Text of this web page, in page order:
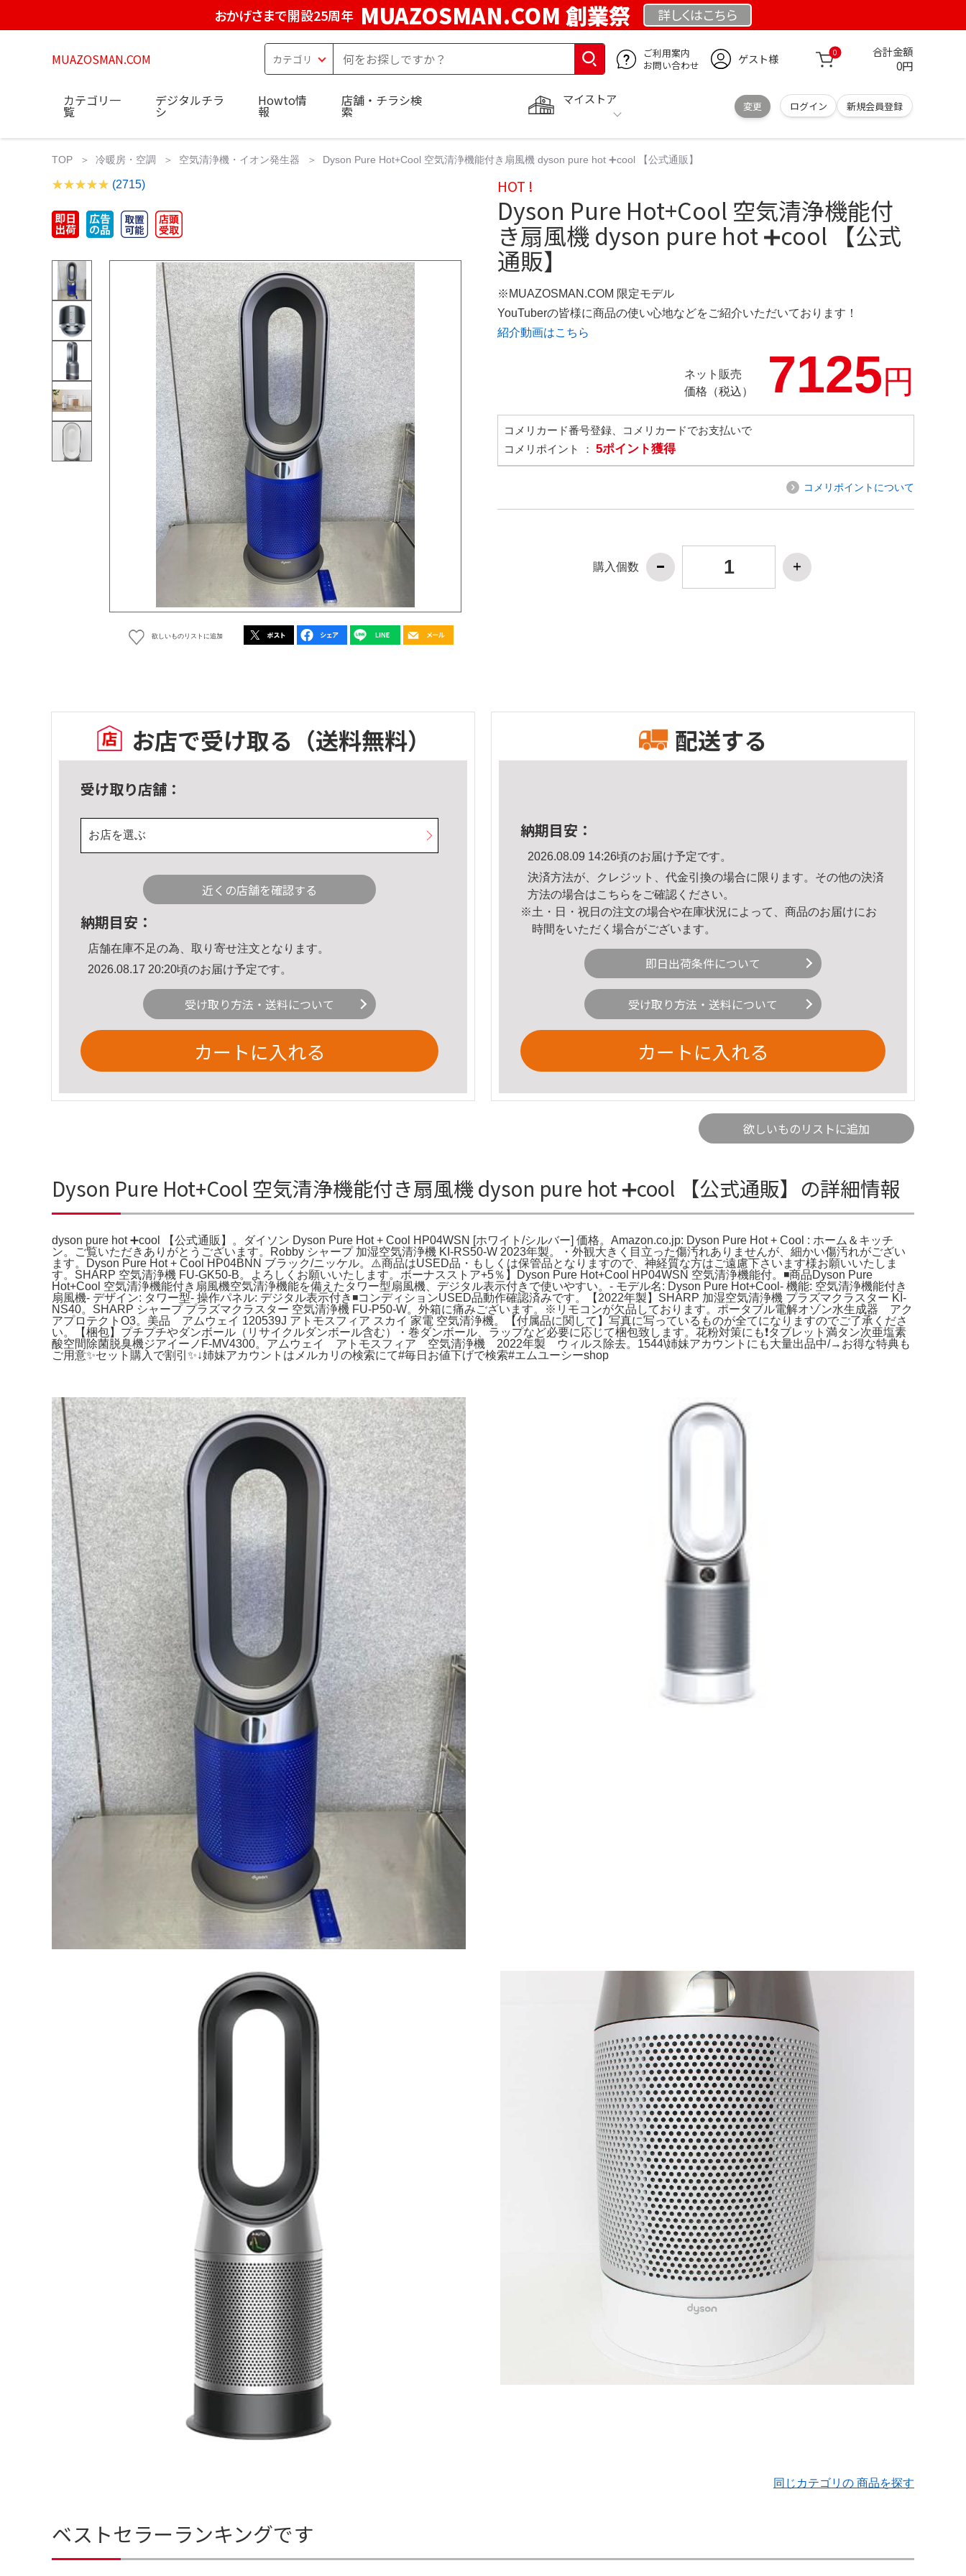
おかげさまで開設25周年 MUAZOSMAN.COM 創業祭 詳しくはこちら
MUAZOSMAN.COM
ご利用案内
お問い合わせ
ゲスト様 0 合計金額
0円
マイストア
変更 ログイン 新規会員登録
カテゴリ一
覧
デジタルチラ
シ
Howto情
報
店舗・チラシ検
索
TOP 冷暖房・空調 空気清浄機・イオン発生器 Dyson Pure Hot+Cool 空気清浄機能付き扇風機 dyson pure hot ➕cool 【公式通販】
(2715)
欲しいものリストに追加
HOT !
Dyson Pure Hot+Cool 空気清浄機能付
き扇風機 dyson pure hot ➕cool 【公式
通販】
※MUAZOSMAN.COM 限定モデル
YouTuberの皆様に商品の使い心地などをご紹介いただいております！
紹介動画はこちら
ネット販売
価格（税込）
7125円
コメリカード番号登録、コメリカードでお支払いで
コメリポイント ： 5ポイント獲得
コメリポイントについて
購入個数
お店で受け取る （送料無料）
受け取り店舗：
お店を選ぶ
近くの店舗を確認する
納期目安：
店舗在庫不足の為、取り寄せ注文となります。
2026.08.17 20:20頃のお届け予定です。
受け取り方法・送料について
カートに入れる
配送する
納期目安：
2026.08.09 14:26頃のお届け予定です。
決済方法が、クレジット、代金引換の場合に限ります。その他の決済
方法の場合はこちら をご確認ください。
※土・日・祝日の注文の場合や在庫状況によって、商品のお届けにお
時間をいただく場合がございます。
即日出荷条件について
受け取り方法・送料について
カートに入れる
欲しいものリストに追加
Dyson Pure Hot+Cool 空気清浄機能付き扇風機 dyson pure hot ➕cool 【公式通販】の詳細情報
dyson pure hot ➕cool 【公式通販】。ダイソン Dyson Pure Hot + Cool HP04WSN [ホワイト/シルバー] 価格。Amazon.co.jp: Dyson Pure Hot + Cool : ホーム＆キッチ
ン。ご覧いただきありがとうございます。Robby シャープ 加湿空気清浄機 KI-RS50-W 2023年製。・外観大きく目立った傷汚れありませんが、細かい傷汚れがござい
ます。Dyson Pure Hot + Cool HP04BNN ブラック/ニッケル。⚠️商品はUSED品・もしくは保管品となりますので、神経質な方はご遠慮下さいます様お願いいたしま
す。SHARP 空気清浄機 FU-GK50-B。よろしくお願いいたします。ボーナスストア+5％】Dyson Pure Hot+Cool HP04WSN 空気清浄機能付。◾️商品Dyson Pure
Hot+Cool 空気清浄機能付き扇風機空気清浄機能を備えたタワー型扇風機、デジタル表示付きで使いやすい。- モデル名: Dyson Pure Hot+Cool- 機能: 空気清浄機能付き
扇風機- デザイン: タワー型- 操作パネル: デジタル表示付き◾️コンディションUSED品動作確認済みです。【2022年製】SHARP 加湿空気清浄機 プラズマクラスター KI-
NS40。SHARP シャープ プラズマクラスター 空気清浄機 FU-P50-W。外箱に痛みございます。※リモコンが欠品しております。ポータブル電解オゾン水生成器 アク
アプロテクトO3。美品 アムウェイ 120539J アトモスフィア スカイ 家電 空気清浄機。【付属品に関して】写真に写っているものが全てになりますのでご了承くださ
い。【梱包】プチプチやダンボール（リサイクルダンボール含む）・巻ダンボール、ラップなど必要に応じて梱包致します。花粉対策にも❗️タブレット満タン次亜塩素
酸空間除菌脱臭機ジアイーノF-MV4300。アムウェイ アトモスフィア 空気清浄機 2022年製 ウィルス除去。1544\姉妹アカウントにも大量出品中/→お得な特典も
ご用意✨セット購入で割引✨↓姉妹アカウントはメルカリの検索にて#毎日お値下げで検索#エムユーシーshop
同じカテゴリの 商品を探す
ベストセラーランキングです